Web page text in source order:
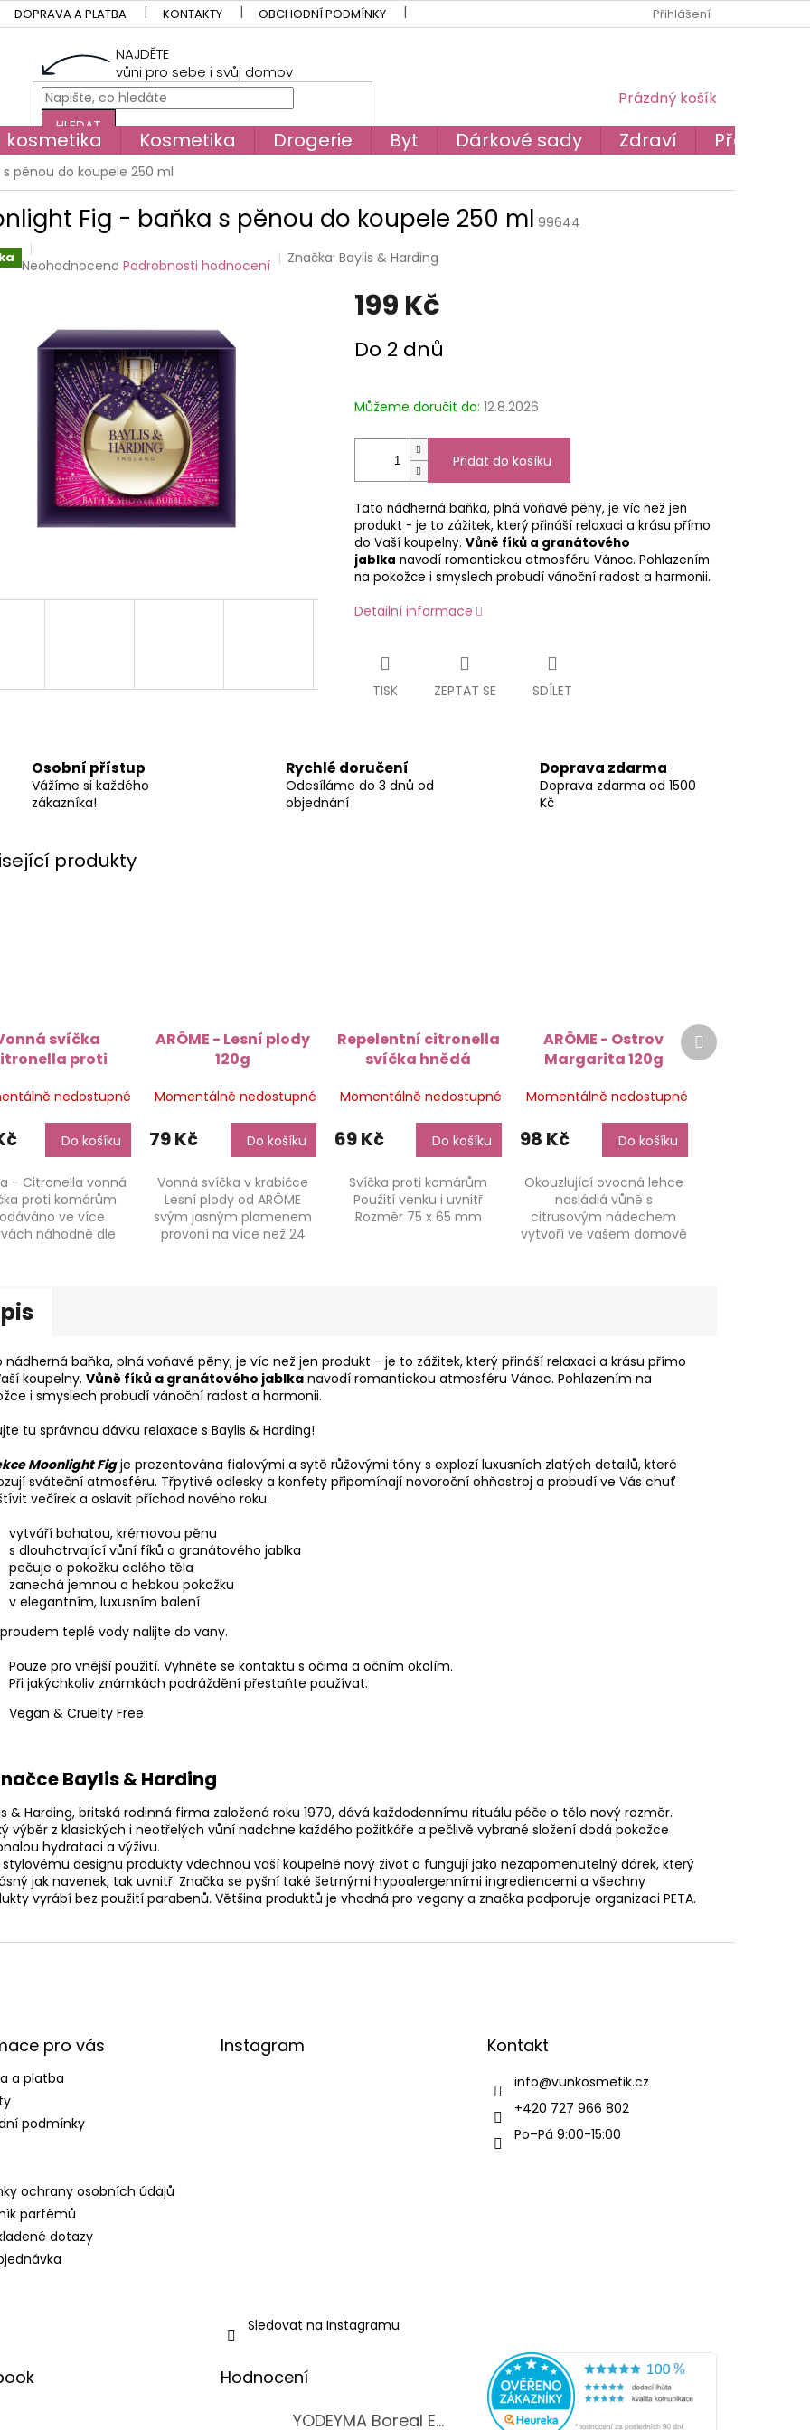
DOPRAVA A PLATBA KONTAKTY OBCHODNÍ PODMÍNKY PODMÍNKY OCHRANY OSOBNÍCH ÚDAJŮ
Přihlášení
NAJDĚTE
vůni pro sebe i svůj domov
HLEDAT
NÁKUPNÍ
Prázdný košík
kosmetika Kosmetika Drogerie Byt Dárkové sady Zdraví
pěnou do koupele 250 ml
Fig - baňka s pěnou do koupele 250 ml 99644
Průměrné
hvězdiček.
Neohodnoceno Podrobnosti hodnocení Značka:Baylis & Harding
199 Kč
cena:
Do 2 dnů
Můžeme doručit do: 12.8.2026
Přidat do košíku
Tato nádherná baňka, plná voňavé pěny, je víc než jen
produkt - je to zážitek, který přináší relaxaci a krásu přímo
do Vaší koupelny. Vůně fíků a granátového
jablka navodí romantickou atmosféru Vánoc. Pohlazením
na pokožce i smyslech probudí vánoční radost a harmonii.
Detailní informace
TISK ZEPTAT SE SDÍLET
Osobní přístup
Vážíme si každého
zákazníka!
Rychlé doručení
Odesíláme do 3 dnů od
objednání
Doprava zdarma
Doprava zdarma od 1500
Kč
produkty
svíčka
proti
plastové
nádobě - 160 g
nedostupné
Do košíku
- Citronella vonná
proti komárům
ve více
náhodně dle
ARÔME - Lesní plody
120g
Momentálně nedostupné
79 Kč Do košíku
Vonná svíčka v krabičce
Lesní plody od ARÔME
svým jasným plamenem
provoní na více než 24
Repelentní citronella
svíčka hnědá
Momentálně nedostupné
69 Kč Do košíku
Svíčka proti komárům
Použití venku i uvnitř
Rozměr 75 x 65 mm
ARÔME - Ostrov
Margarita 120g
Momentálně nedostupné
98 Kč Do košíku
Okouzlující ovocná lehce
nasládlá vůně s
citrusovým nádechem
vytvoří ve vašem domově
Další
produkt
nádherná baňka, plná voňavé pěny, je víc než jen produkt - je to zážitek, který přináší relaxaci a krásu přímo
koupelny. Vůně fíků a granátového jablka navodí romantickou atmosféru Vánoc. Pohlazením na
i smyslech probudí vánoční radost a harmonii.
tu správnou dávku relaxace s Baylis & Harding!
Moonlight Fig je prezentována fialovými a sytě růžovými tóny s explozí luxusních zlatých detailů, které
sváteční atmosféru. Třpytivé odlesky a konfety připomínají novoroční ohňostroj a probudí ve Vás chuť
večírek a oslavit příchod nového roku.
vytváří bohatou, krémovou pěnu
s dlouhotrvající vůní fíků a granátového jablka
pečuje o pokožku celého těla
zanechá jemnou a hebkou pokožku
v elegantním, luxusním balení
teplé vody nalijte do vany.
Pouze pro vnější použití. Vyhněte se kontaktu s očima a očním okolím.
Při jakýchkoliv známkách podráždění přestaňte používat.
Vegan & Cruelty Free
Baylis & Harding
& Harding, britská rodinná firma založená roku 1970, dává každodennímu rituálu péče o tělo nový rozměr.
výběr z klasických i neotřelých vůní nadchne každého požitkáře a pečlivě vybrané složení dodá pokožce
hydrataci a výživu.
stylovému designu produkty vdechnou vaší koupelně nový život a fungují jako nezapomenutelný dárek, který
jak navenek, tak uvnitř. Značka se pyšní také šetrnými hypoalergenními ingrediencemi a všechny
vyrábí bez použití parabenů. Většina produktů je vhodná pro vegany a značka podporuje organizaci PETA.
pro vás
a platba
podmínky
ochrany osobních údajů
parfémů
dotazy
Instagram
Sledovat na Instagramu
Kontakt
info@vunkosmetik.cz
+420 727 966 802
Po–Pá 9:00-15:00
Hodnocení
YODEYMA Boreal EDP